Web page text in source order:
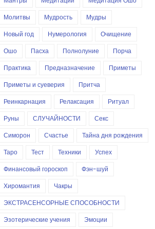
Молитвы
Мудрость
Мудры
Новый год
Нумерология
Очищение
Ошо
Пасха Полнолуние
Порча
Практика
Предназначение
Приметы
Приметы и суеверия
Притча
Реинкарнация
Релаксация
Ритуал
Руны
СЛУЧАЙНОСТИ
Секс
Симорон
Счастье
Тайна дня рождения
Таро
Тест Техники
Успех
Финансовый гороскоп
Фэн-шуй
Хиромантия
Чакры
ЭКСТРАСЕНСОРНЫЕ СПОСОБНОСТИ
Эзотерические учения
Эмоции